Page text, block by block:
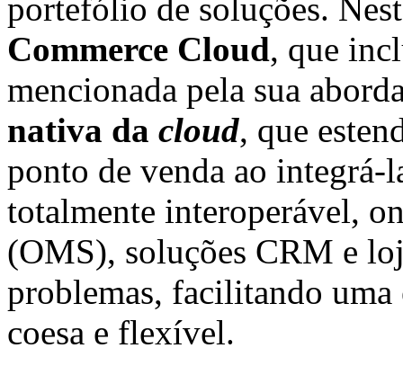
portefólio de soluções.
Commerce Cloud, que
mencionada pela sua
nativa da cloud, que
ponto de venda ao integrá-
totalmente interoperável,
(OMS), soluções CRM e
problemas, facilitando
coesa e flexível.